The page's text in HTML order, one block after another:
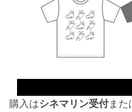
購入はシネマリン受付また